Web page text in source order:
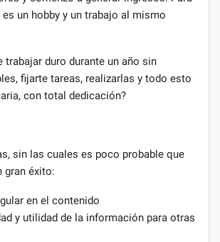
un hobby y un trabajo al mismo
trabajar duro durante un año sin
fijarte tareas, realizarlas y todo esto
con total dedicación?
sin las cuales es poco probable que
gran éxito:
en el contenido
y utilidad de la información para otras